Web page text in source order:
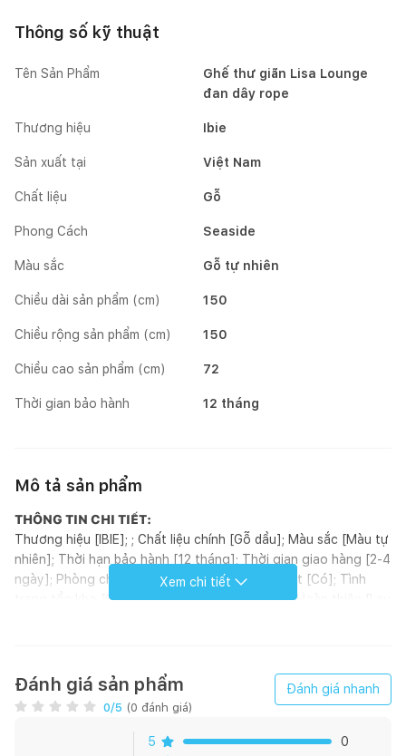
Thông số kỹ thuật
Tên Sản Phẩm
Ghế thư giãn Lisa Lounge
đan dây rope
Thương hiệu Ibie
Sản xuất tại Việt Nam
Chất liệu Gỗ
Phong Cách Seaside
Màu sắc Gỗ tự nhiên
Chiều dài sản phẩm (cm) 150
Chiều rộng sản phẩm (cm) 150
Chiều cao sản phẩm (cm) 72
Thời gian bảo hành 12 tháng
Mô tả sản phẩm
THÔNG TIN CHI TIẾT:
Thương hiệu [IBIE]; ; Chất liệu chính [Gỗ dầu]; Màu sắc [Màu tự
nhiên]; Thời hạn bảo hành [12 tháng]; Thời gian giao hàng [2-4
ngày]; Phòng chính [Ngoài trời]; Yêu cầu lắp đặt [Có]; Tình
trạng tồn kho [Có sẵn]; Phong cách [Seaside]; Hoàn thiện [Lau
GIỚI THIỆU SẢN PHẨM:
Ghế thư giãn Lisa Lounge có kích thước
qua xử lý và lau dầu 2 nước nên có khả năng chịu mưa nắng
Xem chi tiết
Đánh giá sản phẩm
0/5 (0 đánh giá)
Đánh giá nhanh
5
0